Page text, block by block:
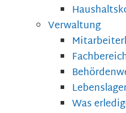
Verwaltung
Was